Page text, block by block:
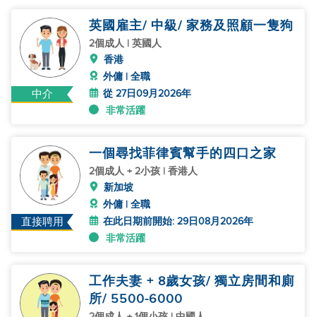
中介
英國雇主/ 中級/ 家務及照顧一隻狗
2個成人 | 英國人
香港
外傭 | 全職
從 27日09月2026年
非常活躍
直接聘用
一個尋找菲律賓幫手的四口之家
2個成人 + 2小孩 | 香港人
新加坡
外傭 | 全職
在此日期前開始: 29日08月2026年
非常活躍
工作夫妻 + 8歲女孩/ 獨立房間和廁
所/ 5500-6000